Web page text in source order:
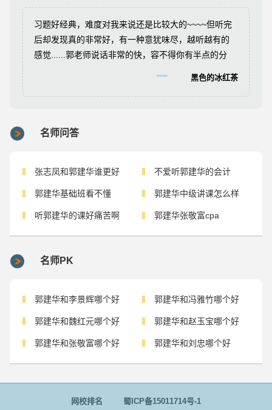
习题好经典，难度对我来说还是比较大的~~~~但听完
后却发现真的非常好，有一种意犹味尽，越听越有的
感觉......郭老师说话非常的快，容不得你有半点的分
黑色的冰红茶
名师问答
张志凤和郭建华谁更好 不爱听郭建华的会计
郭建华基础班看不懂 郭建华中级讲课怎么样
听郭建华的课好痛苦啊 郭建华张敬富cpa
名师PK
郭建华和李景辉哪个好 郭建华和冯雅竹哪个好
郭建华和魏红元哪个好 郭建华和赵玉宝哪个好
郭建华和张敬富哪个好 郭建华和刘忠哪个好
网校排名 蜀ICP备15011714号-1